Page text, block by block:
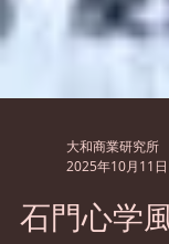
2025年10月11日